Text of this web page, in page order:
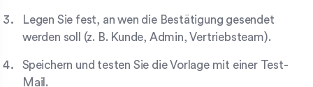
Legen Sie fest, an wen die Bestätigung gesendet
werden soll (z. B. Kunde, Admin, Vertriebsteam).
Speichern und testen Sie die Vorlage mit einer Test-
Mail.